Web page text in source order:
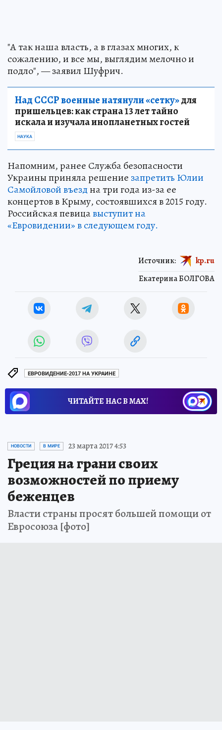
"А так наша власть, а в глазах многих, к
сожалению, и все мы, выглядим мелочно и
подло", — заявил Шуфрич.
Над СССР военные натянули «сетку»для
пришельцев: как страна 13 лет тайно
искала и изучала инопланетных гостей
НАУКА
Напомним, ранее Служба безопасности
Украины приняла решение запретить Юлии
Самойловой въездна три года из-за ее
концертов в Крыму, состоявшихся в 2015 году.
Российская певицавыступит на
«Евровидении» в следующем году.
Екатерина БОЛГОВА
Источник: kp.ru
ЕВРОВИДЕНИЕ-2017 НА УКРАИНЕ
ЧИТАЙТЕ НАС В МАХ!
НОВОСТИ В МИРЕ 23 марта 2017 4:53
Греция на грани своих
возможностей по приему
беженцев
Власти страны просят большей помощи от
Евросоюза [фото]